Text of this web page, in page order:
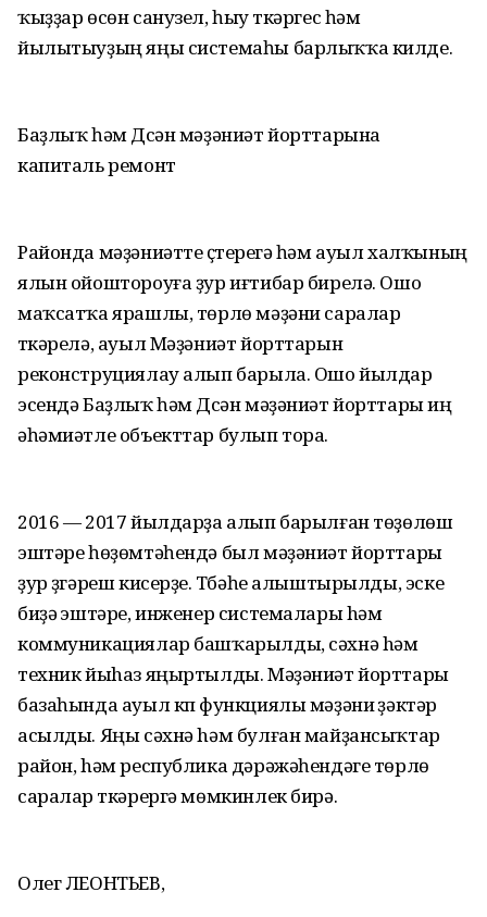
ҡыҙҙар өсөн санузел, һыу үткәргес һәм
йылытыуҙың яңы системаһы барлыҡҡа килде.
Баҙлыҡ һәм Дүсән мәҙәниәт йорттарына
капиталь ремонт
Районда мәҙәниәтте үҫтереүгә һәм ауыл халҡының
ялын ойоштороуға ҙур иғтибар бирелә. Ошо
маҡсатҡа ярашлы, төрлө мәҙәни саралар
үткәрелә, ауыл Мәҙәниәт йорттарын
реконструциялаy алып барыла. Ошо йылдар
эсендә Баҙлыҡ һәм Дүсән мәҙәниәт йорттары иң
әһәмиәтле объекттар булып тора.
2016 — 2017 йылдарҙа алып барылған төҙөлөш
эштәре һөҙөмтәһендә был мәҙәниәт йорттары
ҙур үҙгәреш кисерҙе. Түбәһе алыштырылды, эске
биҙәү эштәре, инженер системалары hәм
коммуникациялар башҡарылды, сәхнә hәм
техник йыhаз яңыртылды. Мәҙәниәт йорттары
базаһында ауыл күп функциялы мәҙәни үҙәктәр
асылды. Яңы сәхнә hәм булған майҙансыҡтар
район, hәм республика дәрәжәһендәге төрлө
саралар үткәрергә мөмкинлек бирә.
Олег ЛЕОНТЬЕВ,